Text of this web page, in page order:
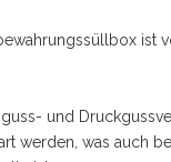
ist
und
werden, was auch